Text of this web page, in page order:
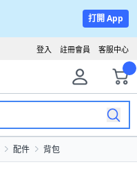
打開 App
客服中心
註冊會員
登入
配件 背包